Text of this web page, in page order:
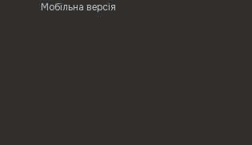
Мобільна версія